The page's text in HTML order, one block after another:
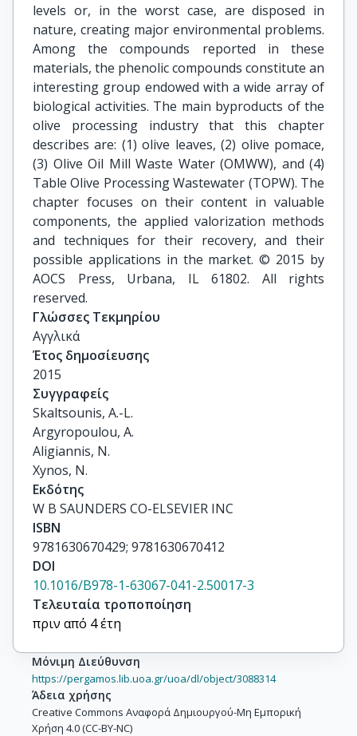
levels or, in the worst case, are disposed in
nature, creating major environmental problems.
Among the compounds reported in these
materials, the phenolic compounds constitute an
interesting group endowed with a wide array of
biological activities. The main byproducts of the
olive processing industry that this chapter
describes are: (1) olive leaves, (2) olive pomace,
(3) Olive Oil Mill Waste Water (OMWW), and (4)
Table Olive Processing Wastewater (TOPW). The
chapter focuses on their content in valuable
components, the applied valorization methods
and techniques for their recovery, and their
possible applications in the market. © 2015 by
AOCS Press, Urbana, IL 61802. All rights
reserved.
Γλώσσες Τεκμηρίου
Αγγλικά
Έτος δημοσίευσης
2015
Συγγραφείς
Skaltsounis, A.-L.
Argyropoulou, A.
Aligiannis, N.
Xynos, N.
Εκδότης
W B SAUNDERS CO-ELSEVIER INC
ISBN
9781630670429; 9781630670412
DOI
10.1016/B978-1-63067-041-2.50017-3
Τελευταία τροποποίηση
πριν από 4 έτη
Μόνιμη Διεύθυνση
https://pergamos.lib.uoa.gr/uoa/dl/object/3088314
Άδεια χρήσης
Creative Commons Αναφορά Δημιουργού-Μη Εμπορική
Χρήση 4.0 (CC-BY-NC)